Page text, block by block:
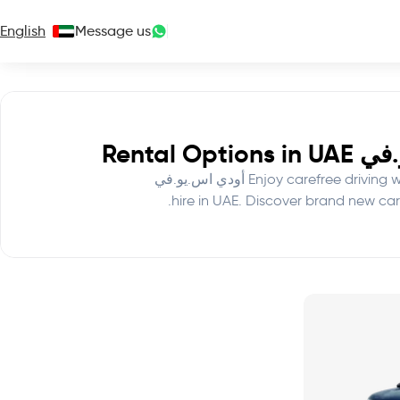
Message us
English
Enjoy carefree driving with all-inclusive long-term أودي اس.يو.في
hire in UAE. Discover brand new